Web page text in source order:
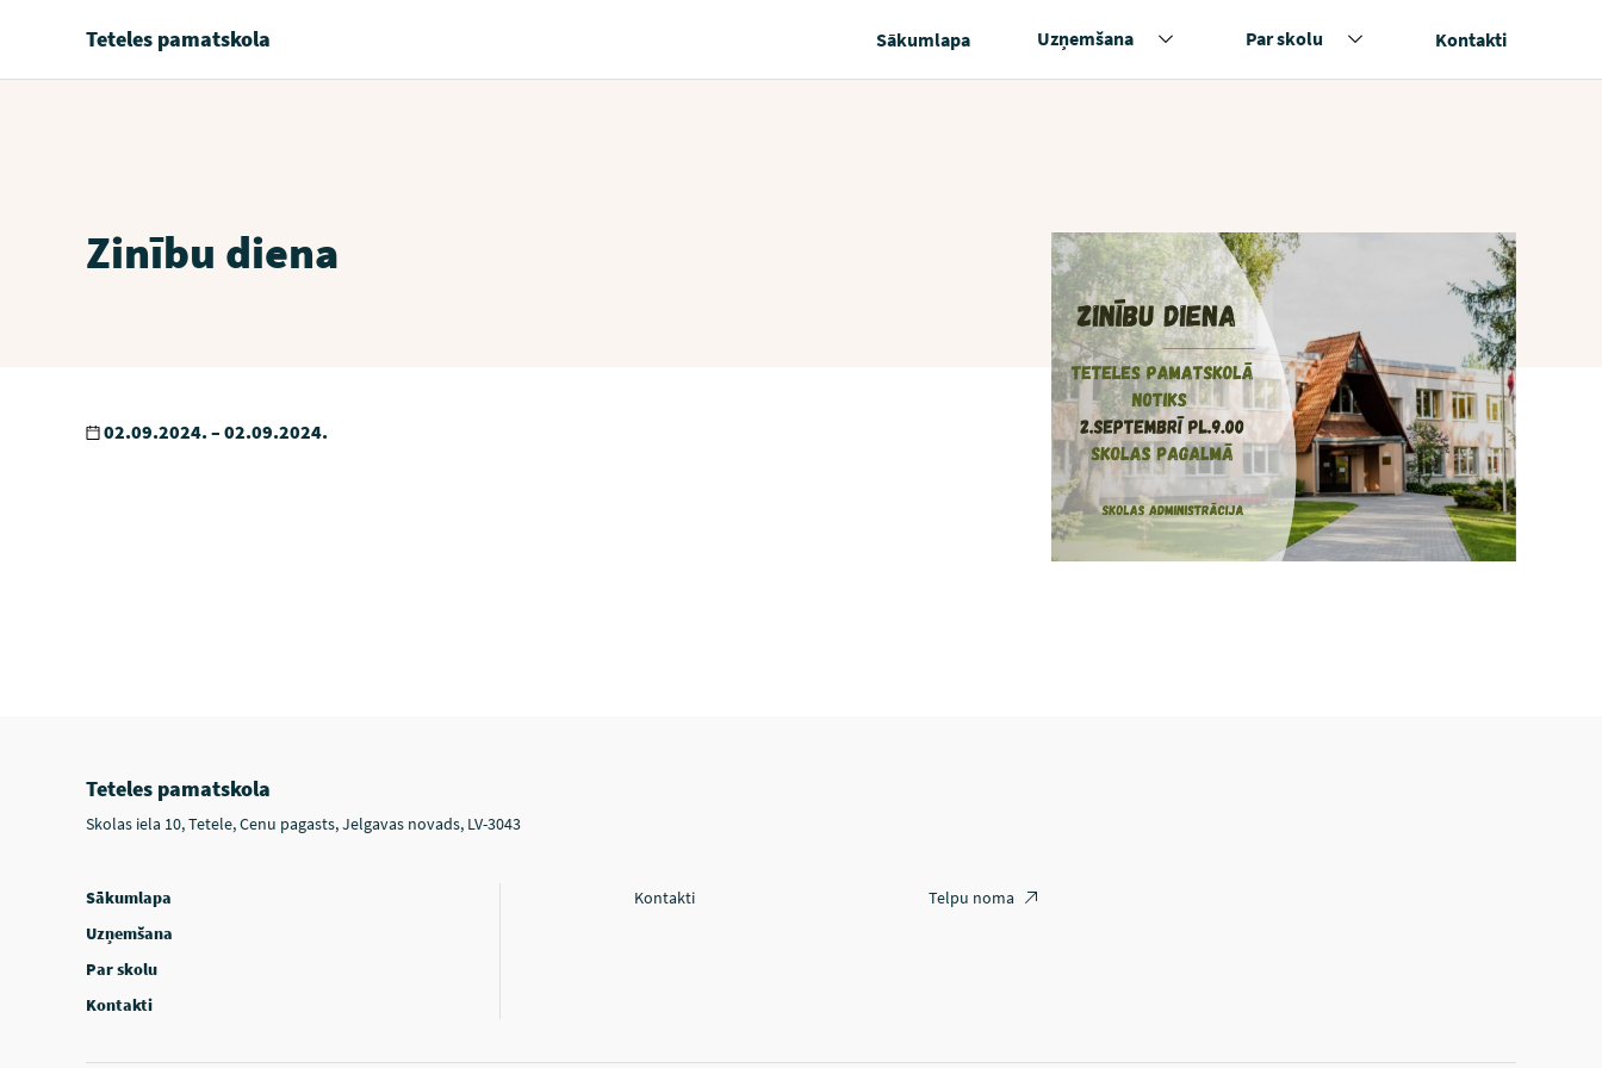
Teteles pamatskola Sākumlapa Uzņemšana Par skolu Kontakti
Zinību diena
02.09.2024. – 02.09.2024.
Teteles pamatskola
Skolas iela 10, Tetele, Cenu pagasts, Jelgavas novads, LV-3043
Sākumlapa
Uzņemšana
Par skolu
Kontakti
Kontakti Telpu noma